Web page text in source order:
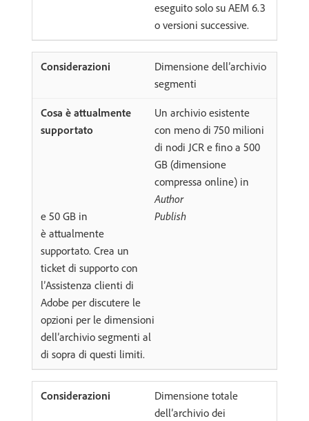
eseguito solo su AEM 6.3
o versioni successive.
Dimensione dell’archivio
segmenti
Un archivio esistente
con meno di 750 milioni
di nodi JCR e fino a 500
GB (dimensione
compressa online) in
Author
e 50 GB in
Publish
è attualmente
supportato. Crea un
ticket di supporto con
l’Assistenza clienti di
Adobe per discutere le
opzioni per le dimensioni
dell’archivio segmenti al
di sopra di questi limiti.
Dimensione totale
dell’archivio dei